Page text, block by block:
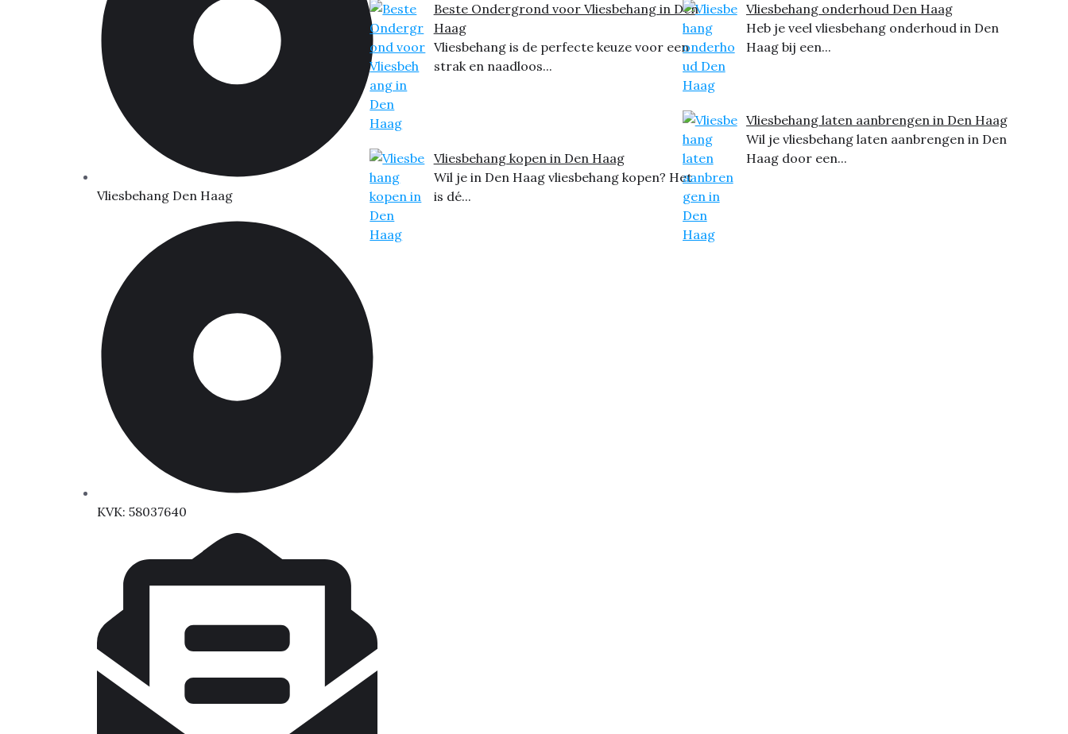
Vliesbehang Den Haag
KVK: 58037640
Beste Ondergrond voor Vliesbehang in Den
Haag
Vliesbehang is de perfecte keuze voor een
strak en naadloos...
Vliesbehang kopen in Den Haag
Wil je in Den Haag vliesbehang kopen? Het
is dé...
Vliesbehang onderhoud Den Haag
Heb je veel vliesbehang onderhoud in Den
Haag bij een...
Vliesbehang laten aanbrengen in Den Haag
Wil je vliesbehang laten aanbrengen in Den
Haag door een...